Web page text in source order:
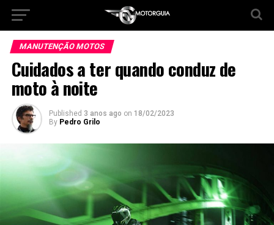
MANUTENÇÃO MOTOS
Cuidados a ter quando conduz de
moto à noite
Published 3 anos ago on 18/02/2023
By Pedro Grilo